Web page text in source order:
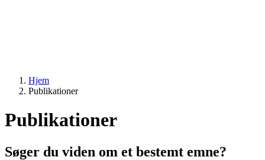
Hjem
Publikationer
Publikationer
Søger du viden om et bestemt emne?